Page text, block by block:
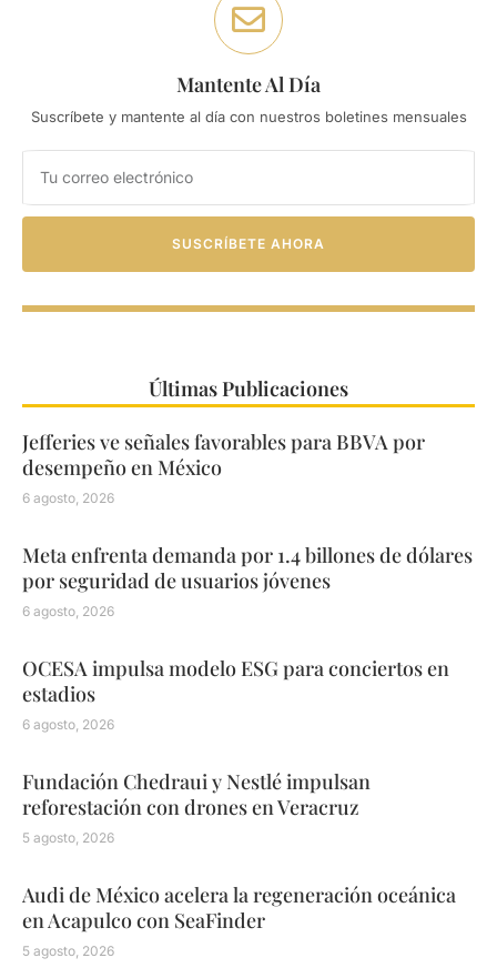
Mantente Al Día
Suscríbete y mantente al día con nuestros boletines mensuales
SUSCRÍBETE AHORA
Últimas Publicaciones
Jefferies ve señales favorables para BBVA por
desempeño en México
6 agosto, 2026
Meta enfrenta demanda por 1.4 billones de dólares
por seguridad de usuarios jóvenes
6 agosto, 2026
OCESA impulsa modelo ESG para conciertos en
estadios
6 agosto, 2026
Fundación Chedraui y Nestlé impulsan
reforestación con drones en Veracruz
5 agosto, 2026
Audi de México acelera la regeneración oceánica
en Acapulco con SeaFinder
5 agosto, 2026